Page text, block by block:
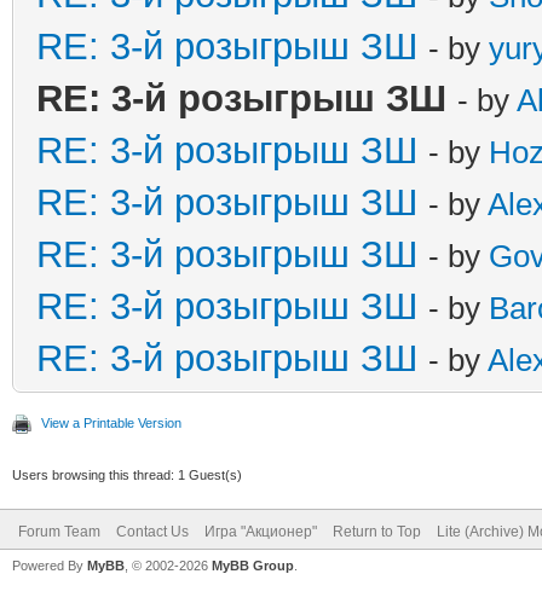
RE: 3-й розыгрыш ЗШ - by
RE: 3-й розыгрыш ЗШ - by
RE: 3-й розыгрыш ЗШ - by
RE: 3-й розыгрыш ЗШ - by
RE: 3-й розыгрыш ЗШ - by
RE: 3-й розыгрыш ЗШ - by
RE: 3-й розыгрыш ЗШ - by
View a Printable Version
Users browsing this thread: 1 Guest(s)
Forum Team Contact Us Игра "Акционер" Return to Top Lite (Archive)
Powered By MyBB , © 2002-2026 MyBB Group